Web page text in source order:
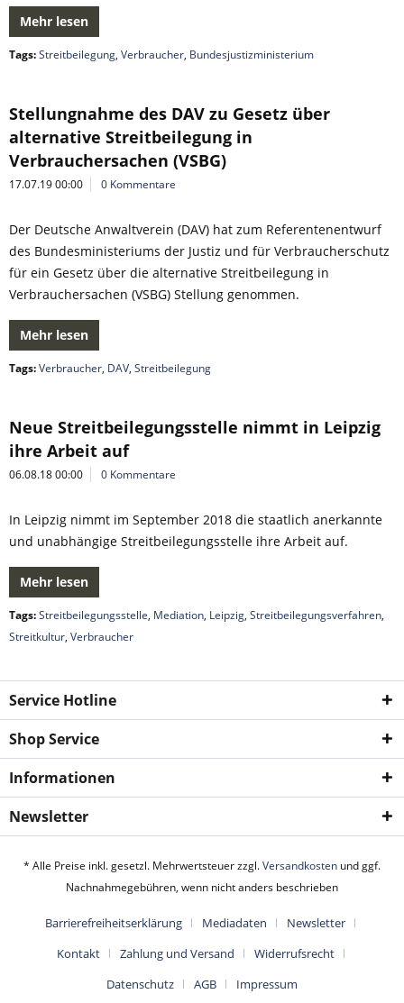
Mehr lesen
Tags:Streitbeilegung, Verbraucher, Bundesjustizministerium
Stellungnahme des DAV zu Gesetz über
alternative Streitbeilegung in
Verbrauchersachen (VSBG)
17.07.19 00:00 0 Kommentare
Der Deutsche Anwaltverein (DAV) hat zum Referentenentwurf
des Bundesministeriums der Justiz und für Verbraucherschutz
für ein Gesetz über die alternative Streitbeilegung in
Verbrauchersachen (VSBG) Stellung genommen.
Mehr lesen
Tags:Verbraucher, DAV, Streitbeilegung
Neue Streitbeilegungsstelle nimmt in Leipzig
ihre Arbeit auf
06.08.18 00:00 0 Kommentare
In Leipzig nimmt im September 2018 die staatlich anerkannte
und unabhängige Streitbeilegungsstelle ihre Arbeit auf.
Mehr lesen
Tags:Streitbeilegungsstelle, Mediation, Leipzig, Streitbeilegungsverfahren,
Streitkultur, Verbraucher
Service Hotline
Shop Service
Informationen
Newsletter
* Alle Preise inkl. gesetzl. Mehrwertsteuer zzgl.Versandkosten und ggf.
Nachnahmegebühren, wenn nicht anders beschrieben
Barrierefreiheitserklärung Mediadaten
Newsletter
Kontakt
Zahlung und Versand
Widerrufsrecht
Datenschutz
AGB
Impressum